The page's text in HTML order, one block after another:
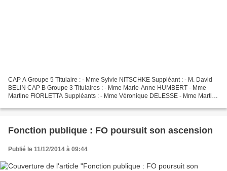
CAP A Groupe 5 Titulaire : - Mme Sylvie NITSCHKE Suppléant : - M. David
BELIN CAP B Groupe 3 Titulaires : - Mme Marie-Anne HUMBERT - Mme
Martine FIORLETTA Suppléants : - Mme Véronique DELESSE - Mme Martine
Fonction publique : FO poursuit son ascension
Publié le 11/12/2014 à 09:44